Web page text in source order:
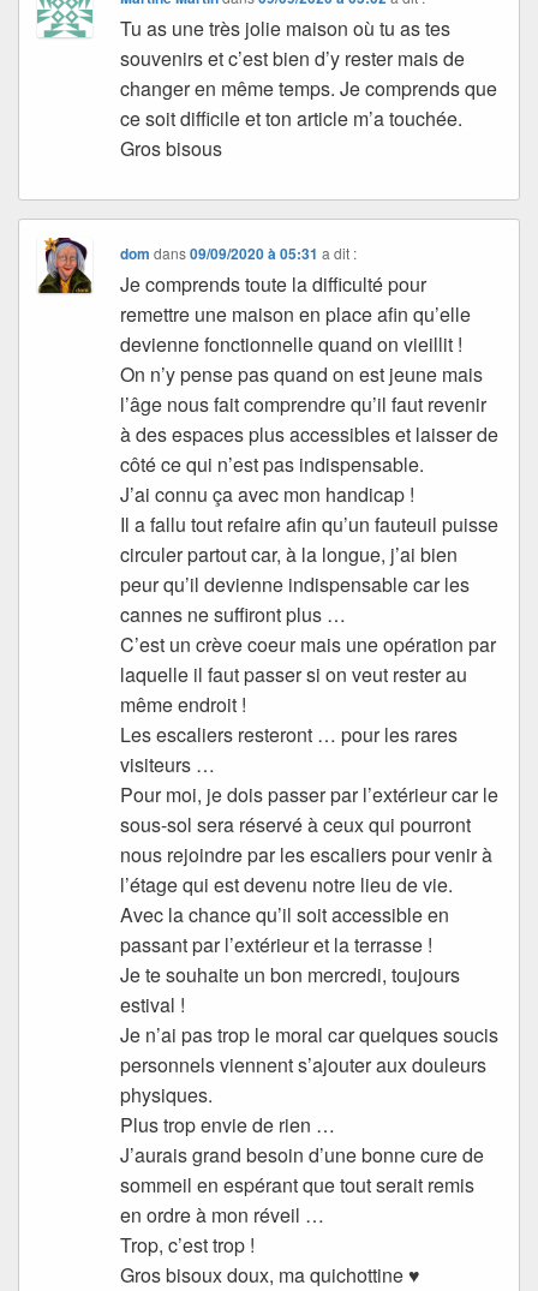
Tu as une très jolie maison où tu as tes
souvenirs et c’est bien d’y rester mais de
changer en même temps. Je comprends que
ce soit difficile et ton article m’a touchée.
Gros bisous
dom dans09/09/2020 à 05:31 a dit :
Je comprends toute la difficulté pour
remettre une maison en place afin qu’elle
devienne fonctionnelle quand on vieillit !
On n’y pense pas quand on est jeune mais
l’âge nous fait comprendre qu’il faut revenir
à des espaces plus accessibles et laisser de
côté ce qui n’est pas indispensable.
J’ai connu ça avec mon handicap !
Il a fallu tout refaire afin qu’un fauteuil puisse
circuler partout car, à la longue, j’ai bien
peur qu’il devienne indispensable car les
cannes ne suffiront plus …
C’est un crève coeur mais une opération par
laquelle il faut passer si on veut rester au
même endroit !
Les escaliers resteront … pour les rares
visiteurs …
Pour moi, je dois passer par l’extérieur car le
sous-sol sera réservé à ceux qui pourront
nous rejoindre par les escaliers pour venir à
l’étage qui est devenu notre lieu de vie.
Avec la chance qu’il soit accessible en
passant par l’extérieur et la terrasse !
Je te souhaite un bon mercredi, toujours
estival !
Je n’ai pas trop le moral car quelques soucis
personnels viennent s’ajouter aux douleurs
physiques.
Plus trop envie de rien …
J’aurais grand besoin d’une bonne cure de
sommeil en espérant que tout serait remis
en ordre à mon réveil …
Trop, c’est trop !
Gros bisoux doux, ma quichottine ♥